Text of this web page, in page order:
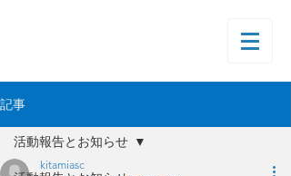
記事
活動報告とお知らせ
kitamiasc